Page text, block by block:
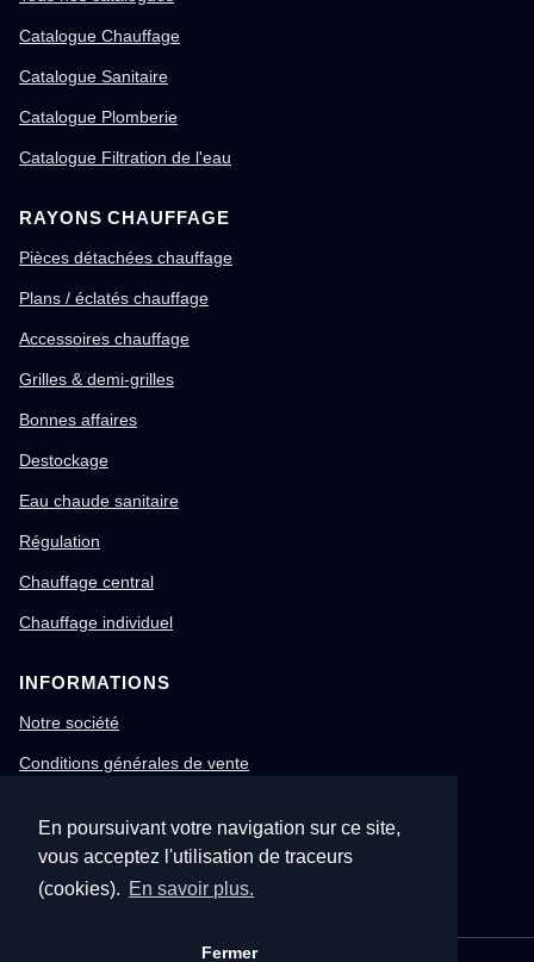
En poursuivant votre navigation sur ce site,
vous acceptez l'utilisation de traceurs
(cookies). En savoir plus.
Fermer
Catalogue Chauffage
Catalogue Sanitaire
Catalogue Plomberie
Catalogue Filtration de l'eau
RAYONS CHAUFFAGE
Pièces détachées chauffage
Plans / éclatés chauffage
Accessoires chauffage
Grilles & demi-grilles
Bonnes affaires
Destockage
Eau chaude sanitaire
Régulation
Chauffage central
Chauffage individuel
INFORMATIONS
Notre société
Conditions générales de vente
Gestion des cookies
Confidentialité & RGPD